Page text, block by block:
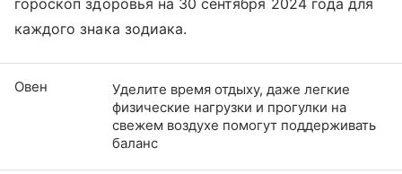
гороскоп здоровья на 30 сентября 2024 года для
каждого знака зодиака.
Овен
Уделите время отдыху, даже легкие
физические нагрузки и прогулки на
свежем воздухе помогут поддерживать
баланс